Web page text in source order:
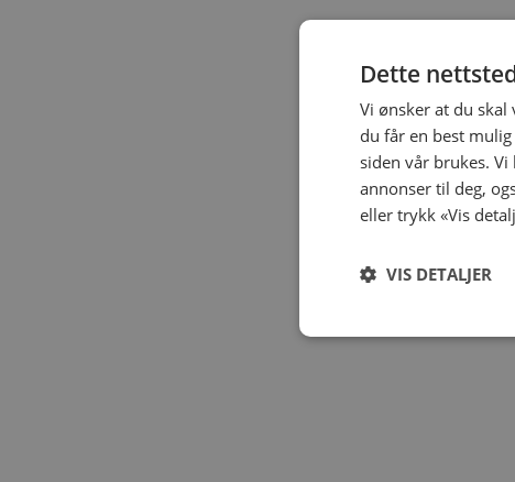
Dette
Vi ønsker at du
du får en best
siden vår brukes.
annonser til deg,
eller trykk «Vis
VIS DETALJER